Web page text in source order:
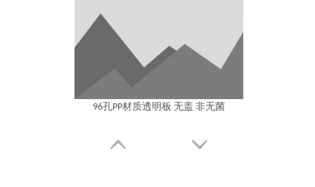
96孔PP材质透明板 无盖 非无菌